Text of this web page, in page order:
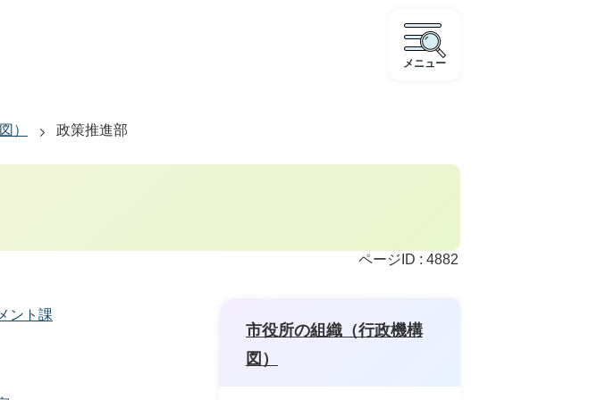
メニュー
） 政策推進部
ページID : 4882
ント課
市役所の組織（行政機構
図）